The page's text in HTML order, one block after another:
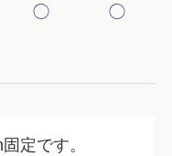
◯ ◯
定です。